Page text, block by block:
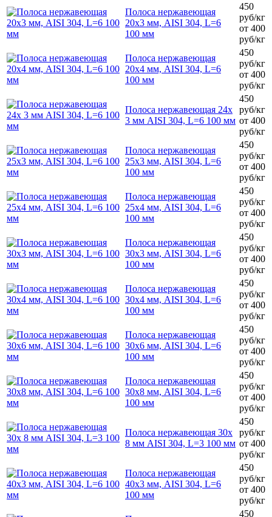
Полоса нержавеющая
20х3 мм, AISI 304, L=6
100 мм
450
руб/кг
от 400
руб/кг
Полоса нержавеющая
20х4 мм, AISI 304, L=6
100 мм
450
руб/кг
от 400
руб/кг
Полоса нержавеющая 24х
3 мм AISI 304, L=6 100 мм
450
руб/кг
от 400
руб/кг
Полоса нержавеющая
25х3 мм, AISI 304, L=6
100 мм
450
руб/кг
от 400
руб/кг
Полоса нержавеющая
25х4 мм, AISI 304, L=6
100 мм
450
руб/кг
от 400
руб/кг
Полоса нержавеющая
30х3 мм, AISI 304, L=6
100 мм
450
руб/кг
от 400
руб/кг
Полоса нержавеющая
30х4 мм, AISI 304, L=6
100 мм
450
руб/кг
от 400
руб/кг
Полоса нержавеющая
30х6 мм, AISI 304, L=6
100 мм
450
руб/кг
от 400
руб/кг
Полоса нержавеющая
30х8 мм, AISI 304, L=6
100 мм
450
руб/кг
от 400
руб/кг
Полоса нержавеющая 30х
8 мм AISI 304, L=3 100 мм
450
руб/кг
от 400
руб/кг
Полоса нержавеющая
40х3 мм, AISI 304, L=6
100 мм
450
руб/кг
от 400
руб/кг
450